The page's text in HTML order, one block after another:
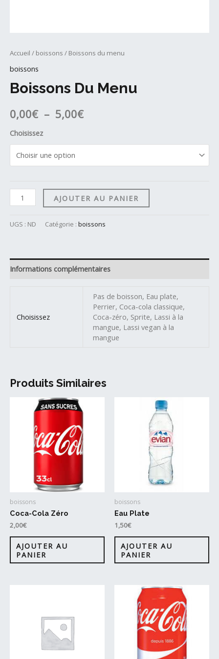
Accueil / boissons / Boissons du menu
boissons
Boissons Du Menu
0,00€ – 5,00€Plage
à
5,00€
Choisissez
quantité
de
Boissons
AJOUTER AU PANIER
UGS : ND Catégorie : boissons
Informations complémentaires
Choisissez
Pas de boisson, Eau plate,
Perrier, Coca-cola classique,
Coca-zéro, Sprite, Lassi à la
mangue, Lassi vegan à la
mangue
Produits Similaires
boissons
Coca-Cola Zéro
2,00€
AJOUTER AU
PANIER
boissons
Eau Plate
1,50€
AJOUTER AU
PANIER